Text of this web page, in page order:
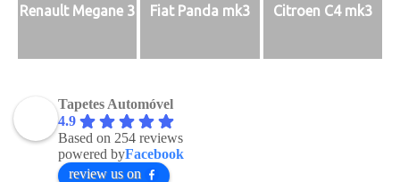
Renault Megane 3 Fiat Panda mk3 Citroen C4 mk3
Tapetes Automóvel
4.9
Based on 254 reviews
powered byFacebook
review us on